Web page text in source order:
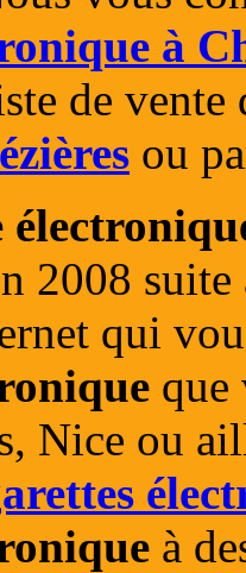
à
de vente
ou
2008
qui
Nice ou
à